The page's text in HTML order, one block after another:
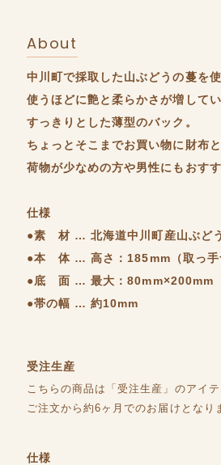
About
中川町で採取した山ぶどうの蔓を
使うほどに艶と柔らかさが増してい
すっきりとした薄型のバック。
ちょっとそこまでお買い物に財布
荷物が少なめの方や男性にもおすす
仕様
●素 材 … 北海道中川町産山ぶど
●本 体 … 高さ：185mm（取っ手
●底 面 … 最大：80mm×200mm
●帯の幅 … 約10mm
受注生産
こちらの商品は「受注生産」のアイテ
ご注文から約6ヶ月でのお届けとなり
仕様